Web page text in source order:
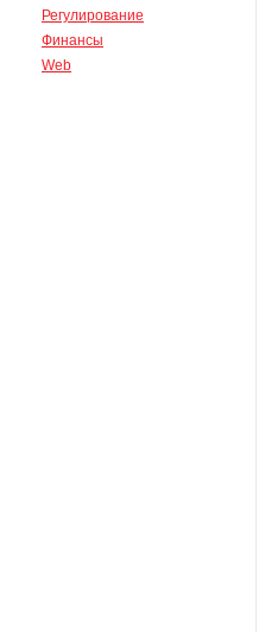
Регулирование
Финансы
Web